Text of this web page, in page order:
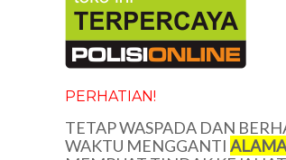
PERHATIAN!
TETAP WASPADA DAN
WAKTU MENGGANTI